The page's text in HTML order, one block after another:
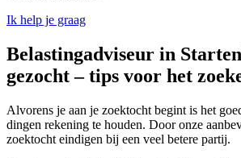
Ik help je graag
Belastingadviseur in
gezocht – tips voor het
Alvorens je aan je zoektocht begint is het
dingen rekening te houden. Door onze
zoektocht eindigen bij een veel betere partij.